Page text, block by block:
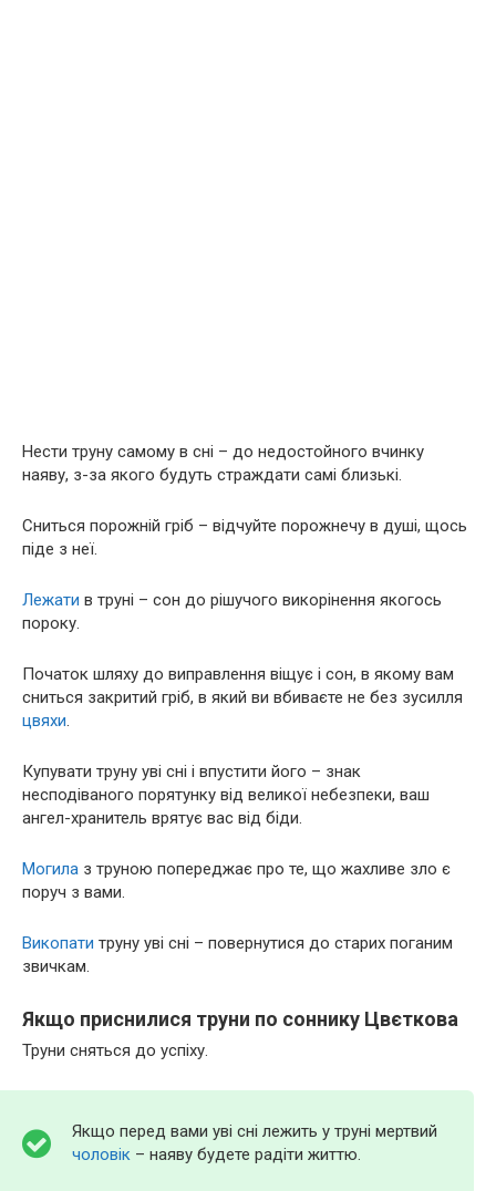
Нести труну самому в сні – до недостойного вчинку
наяву, з-за якого будуть страждати самі близькі.
Сниться порожній гріб – відчуйте порожнечу в душі, щось
піде з неї.
Лежати в труні – сон до рішучого викорінення якогось
пороку.
Початок шляху до виправлення віщує і сон, в якому вам
сниться закритий гріб, в який ви вбиваєте не без зусилля
цвяхи.
Купувати труну уві сні і впустити його – знак
несподіваного порятунку від великої небезпеки, ваш
ангел-хранитель врятує вас від біди.
Могила з труною попереджає про те, що жахливе зло є
поруч з вами.
Викопати труну уві сні – повернутися до старих поганим
звичкам.
Якщо приснилися труни по соннику Цвєткова
Труни сняться до успіху.
Якщо перед вами уві сні лежить у труні мертвий
чоловік – наяву будете радіти життю.